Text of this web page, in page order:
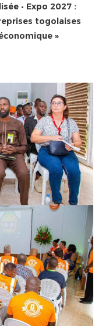
• Expo 2027 :
togolaises
»